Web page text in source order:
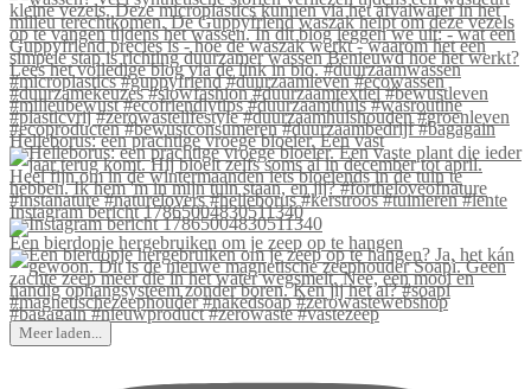
Helleborus: een prachtige vroege bloeier. Een vast
Instagram bericht 17865004830511340
Een bierdopje hergebruiken om je zeep op te hangen
Meer laden...